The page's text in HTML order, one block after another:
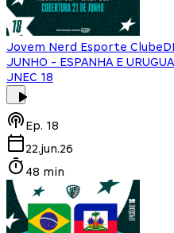
Jovem Nerd Esporte Clube
JUNHO - ESPANHA E
JNEC 18
Ep. 18
22.jun.26
48 min